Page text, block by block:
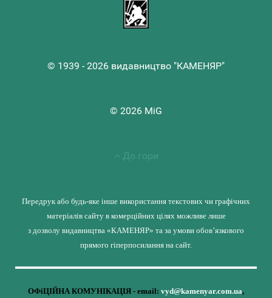
© 1939 - 2026 видавництво "КАМЕНЯР"
© 2026 MiG
До гори
Передрук або будь-яке інше використання текстових чи графічних
матеріалів сайту в комерційних цілях можливе лише
з дозволу видавництва «КАМЕНЯР» та за умови обов’язкового
прямого гіперпосилання на сайт.
ОФіЦІЙНА КОМУНІКАЦІЯ - email: vyd@kamenyar.com.ua,